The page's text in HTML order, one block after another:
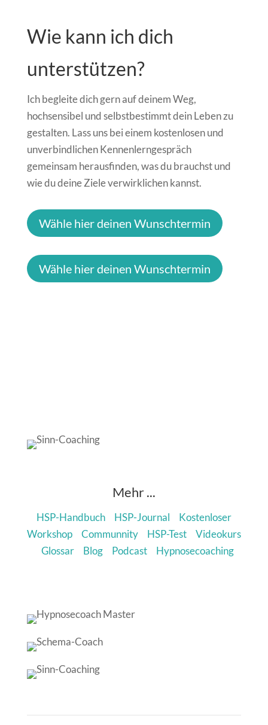
Wie kann ich dich
unterstützen?
Ich begleite dich gern auf deinem Weg,
hochsensibel und selbstbestimmt dein Leben zu
gestalten. Lass uns bei einem kostenlosen und
unverbindlichen Kennenlerngespräch
gemeinsam herausfinden, was du brauchst und
wie du deine Ziele verwirklichen kannst.
Wähle hier deinen Wunschtermin
Wähle hier deinen Wunschtermin
Mehr ...
HSP-Handbuch HSP-Journal
Kostenloser
Workshop
Communnity HSP-Test
Videokurs
Glossar
Blog Podcast Hypnosecoaching